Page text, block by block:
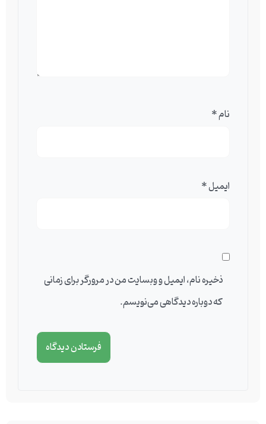
نام*
ایمیل*
ذخیره نام، ایمیل و وبسایت من در مرورگر برای زمانی
که دوباره دیدگاهی می‌نویسم.